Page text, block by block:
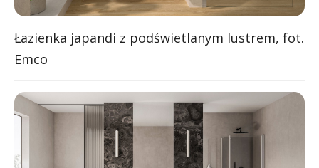
Łazienka japandi z podświetlanym lustrem, fot.
Emco